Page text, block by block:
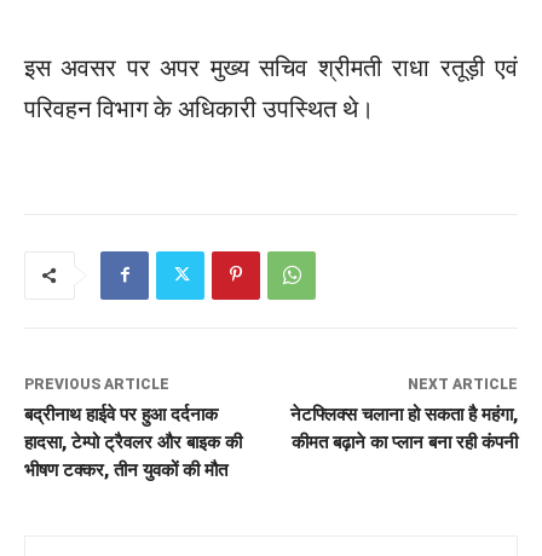
इस अवसर पर अपर मुख्य सचिव श्रीमती राधा रतूड़ी एवं
परिवहन विभाग के अधिकारी उपस्थित थे।
PREVIOUS ARTICLE
बद्रीनाथ हाईवे पर हुआ दर्दनाक
हादसा, टेम्पो ट्रैवलर और बाइक की
भीषण टक्कर, तीन युवकों की मौत
NEXT ARTICLE
नेटफ्लिक्स चलाना हो सकता है महंगा,
कीमत बढ़ाने का प्लान बना रही कंपनी